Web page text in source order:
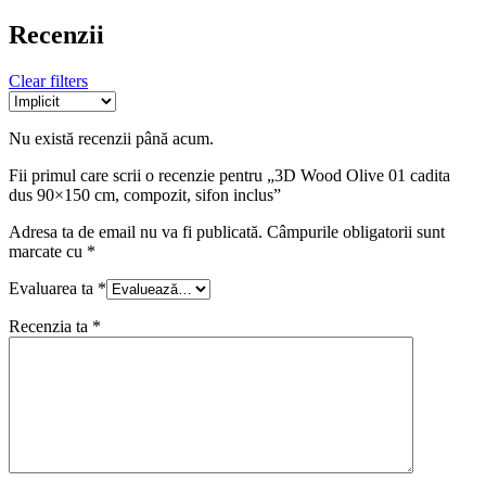
Recenzii
Clear filters
Nu există recenzii până acum.
Fii primul care scrii o recenzie pentru „3D Wood Olive 01 cadita
dus 90×150 cm, compozit, sifon inclus”
Adresa ta de email nu va fi publicată. Câmpurile obligatorii sunt
marcate cu *
Evaluarea ta *
Recenzia ta *